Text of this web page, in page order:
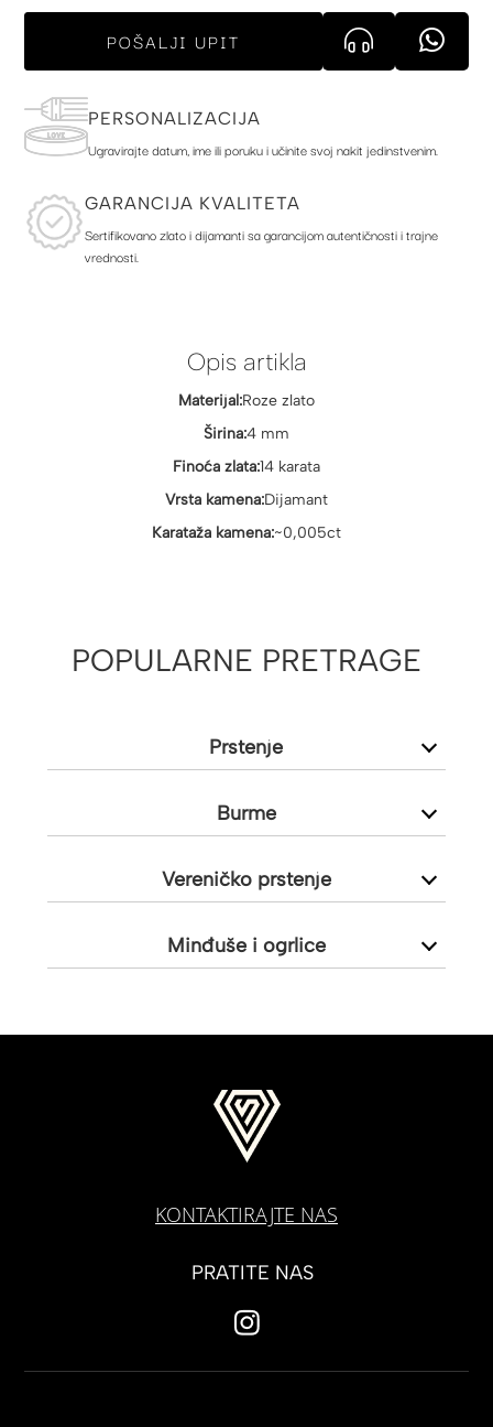
POŠALJI UPIT
PERSONALIZACIJA
Ugravirajte datum, ime ili poruku i učinite svoj nakit jedinstvenim.
GARANCIJA KVALITETA
Sertifikovano zlato i dijamanti sa garancijom autentičnosti i trajne
vrednosti.
Opis artikla
Materijal:Roze zlato
Širina:4 mm
Finoća zlata:14 karata
Vrsta kamena:Dijamant
Karataža kamena:~0,005ct
POPULARNE PRETRAGE
Prstenje
Burme
Vereničko prstenje
Minđuše i ogrlice
KONTAKTIRAJTE NAS
PRATITE NAS